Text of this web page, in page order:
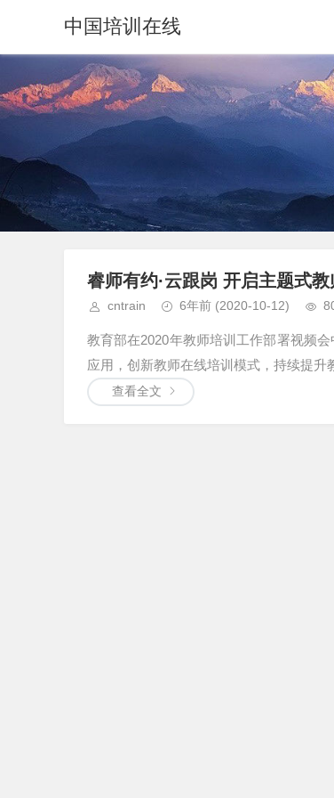
中国培训在线
睿师有约·云跟岗 开启主题式
cntrain 6年前 (2020-10-12)
教育部在2020年教师培训工作部署视频
应用，创新教师在线培训模式，持续提升
查看全文